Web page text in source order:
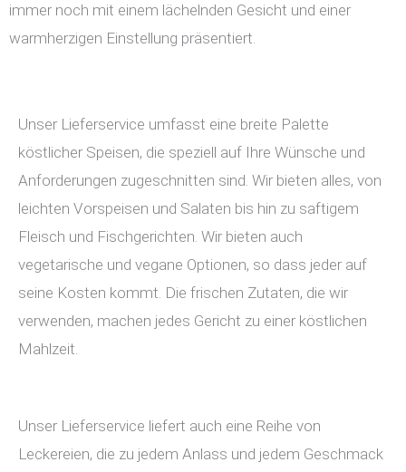
immer noch mit einem lächelnden Gesicht und einer
warmherzigen Einstellung präsentiert.
Unser Lieferservice umfasst eine breite Palette
köstlicher Speisen, die speziell auf Ihre Wünsche und
Anforderungen zugeschnitten sind. Wir bieten alles, von
leichten Vorspeisen und Salaten bis hin zu saftigem
Fleisch und Fischgerichten. Wir bieten auch
vegetarische und vegane Optionen, so dass jeder auf
seine Kosten kommt. Die frischen Zutaten, die wir
verwenden, machen jedes Gericht zu einer köstlichen
Mahlzeit.
Unser Lieferservice liefert auch eine Reihe von
Leckereien, die zu jedem Anlass und jedem Geschmack